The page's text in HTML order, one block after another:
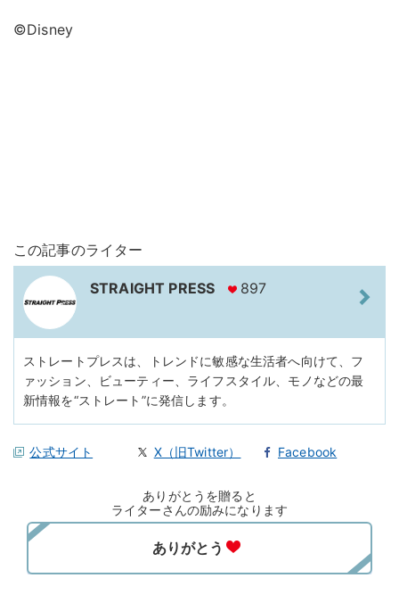
©Disney
この記事のライター
STRAIGHT PRESS 897
ストレートプレスは、トレンドに敏感な生活者へ向けて、フ
ァッション、ビューティー、ライフスタイル、モノなどの最
新情報を“ストレート”に発信します。
公式サイト X（旧Twitter） Facebook
ありがとうを贈ると
ライターさんの励みになります